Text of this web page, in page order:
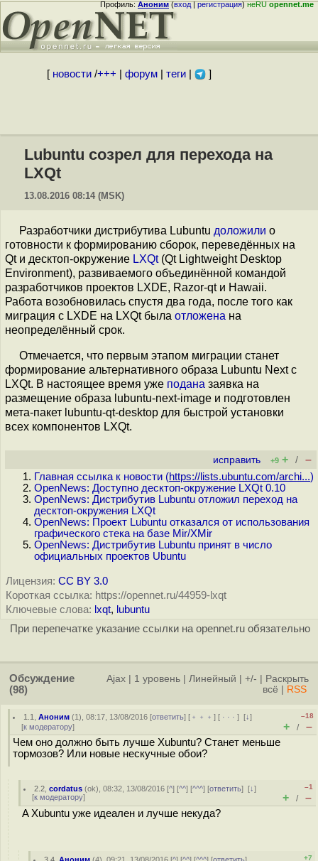
Профиль:Аноним(вход|регистрация)неRUopennet.me
[ новости/+++ форум| теги| ]
Lubuntu созрел для перехода на
LXQt
13.08.2016 08:14 (MSK)
Разработчики дистрибутива Lubuntu доложили о
готовности к формированию сборок, переведённых на
Qt и десктоп-окружение LXQt(Qt Lightweight Desktop
Environment), развиваемого объединённой командой
разработчиков проектов LXDE, Razor-qt и Hawaii.
Работа возобновилась спустя два года, после того как
миграция с LXDE на LXQt была отложена на
неопределённый срок.
Отмечается, что первым этапом миграции станет
формирование альтернативного образа Lubuntu Next с
LXQt. В настоящее время уже подана заявка на
размещение образа lubuntu-next-image и подготовлен
мета-пакет lubuntu-qt-desktop для быстрой установки
всех компонентов LXQt.
исправить +9 + / –
Главная ссылка к новости (https://lists.ubuntu.com/archi...)
OpenNews: Доступно десктоп-окружение LXQt 0.10
OpenNews: Дистрибутив Lubuntu отложил переход на
десктоп-окружения LXQt
OpenNews: Проект Lubuntu отказался от использования
графического стека на базе Mir/XMir
OpenNews: Дистрибутив Lubuntu принят в число
официальных проектов Ubuntu
Лицензия: CC BY 3.0
Короткая ссылка: https://opennet.ru/44959-lxqt
Ключевые слова: lxqt, lubuntu
При перепечатке указание ссылки на opennet.ru обязательно
Обсуждение
(98)
Ajax 1 уровень Линейный +/-
Раскрыть
всё
RSS
1.1 ,Аноним (1), 08:17, 13/08/2016 [ответить] [ ﹢﹢﹢] [ · · ·][↓]
[к модератору]
–18
+ / –
Чем оно должно быть лучше Xubuntu? Станет меньше
тормозов? Или новые нескучные обои?
2.2 ,cordatus (ok), 08:32, 13/08/2016 [^] [^^] [^^^] [ответить][↓]
[к модератору]
–1
+ / –
A Xubuntu уже идеален и лучше некуда?
+7